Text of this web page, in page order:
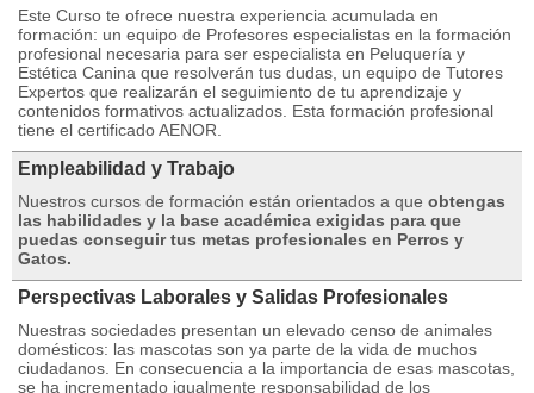
Este Curso te ofrece nuestra experiencia acumulada en
formación: un equipo de Profesores especialistas en la formación
profesional necesaria para ser especialista en Peluquería y
Estética Canina que resolverán tus dudas, un equipo de Tutores
Expertos que realizarán el seguimiento de tu aprendizaje y
contenidos formativos actualizados. Esta formación profesional
tiene el certificado AENOR.
Empleabilidad y Trabajo
Nuestros cursos de formación están orientados a que obtengas
las habilidades y la base académica exigidas para que
puedas conseguir tus metas profesionales en Perros y
Gatos.
Perspectivas Laborales y Salidas Profesionales
Nuestras sociedades presentan un elevado censo de animales
domésticos: las mascotas son ya parte de la vida de muchos
ciudadanos. En consecuencia a la importancia de esas mascotas,
se ha incrementado igualmente responsabilidad de los